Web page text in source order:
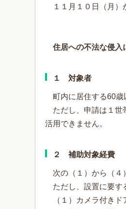
１１月１０日（月）
住居への不法な侵入
１ 対象者
町内に居住する60歳
ただし、申請は１世
活用できません。
２ 補助対象経費
次の（１）から（４
ただし、設置に要す
（１）カメラ付きド